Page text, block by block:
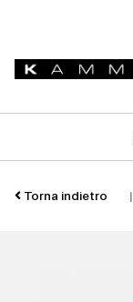
Torna indietro |